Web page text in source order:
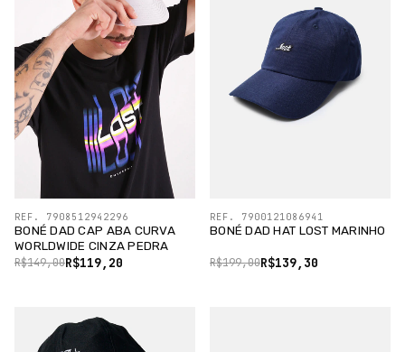
BONÉ DAD CAP ABA CURVA
WORLDWIDE CINZA PEDRA
R$119,20
R$149,00
REF. 7908512942296
BONÉ DAD HAT LOST MARINHO
R$139,30
R$199,00
REF. 7900121086941